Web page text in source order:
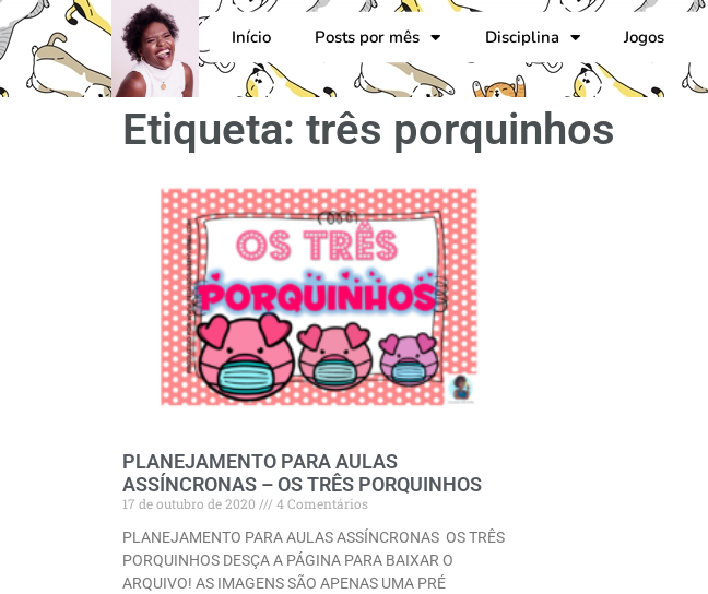
Início Posts por mês Disciplina Jogos
Etiqueta: três porquinhos
PLANEJAMENTO PARA AULAS
ASSÍNCRONAS – OS TRÊS PORQUINHOS
17 de outubro de 2020
4 Comentários
PLANEJAMENTO PARA AULAS ASSÍNCRONAS OS TRÊS
PORQUINHOS DESÇA A PÁGINA PARA BAIXAR O
ARQUIVO! AS IMAGENS SÃO APENAS UMA PRÉ